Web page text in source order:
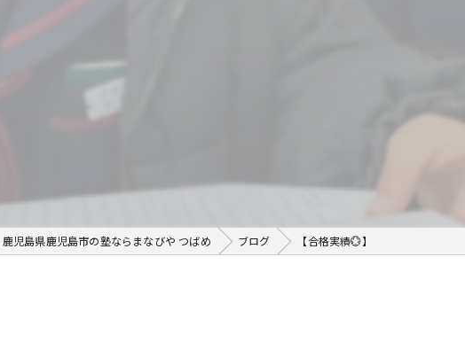
鹿児島県鹿児島市の塾ならまなびや つばめ ブログ 【合格実績💮】